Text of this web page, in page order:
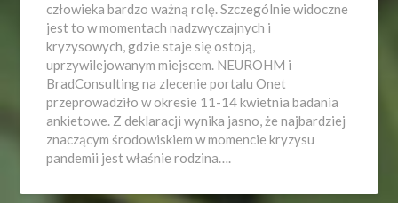
człowieka bardzo ważną rolę. Szczególnie widoczne
jest to w momentach nadzwyczajnych i
kryzysowych, gdzie staje się ostoją,
uprzywilejowanym miejscem. NEUROHM i
BradConsulting na zlecenie portalu Onet
przeprowadziło w okresie 11-14 kwietnia badania
ankietowe. Z deklaracji wynika jasno, że najbardziej
znaczącym środowiskiem w momencie kryzysu
pandemii jest właśnie rodzina….